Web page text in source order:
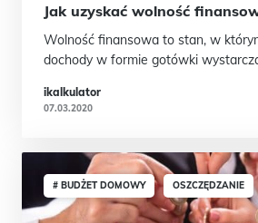
Jak uzyskać wolność
Wolność finansowa to stan, w
dochody w formie gotówki
ikalkulator
07.03.2020
# BUDŻET DOMOWY OSZCZĘDZANIE